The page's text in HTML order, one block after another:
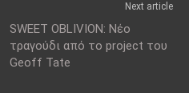
Next article
SWEET OBLIVION: Νέο
τραγούδι από το project του
Geoff Tate